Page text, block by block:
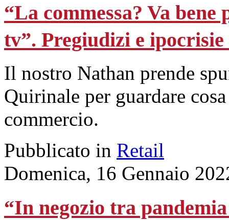
“La commessa? Va
tv”. Pregiudizi e ipocrisie
Il nostro Nathan prende
Quirinale per guardare
commercio.
Pubblicato in Retail
Domenica, 16 Gennaio
“In negozio tra